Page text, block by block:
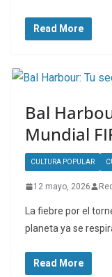
Read More
Bal
Mundial
CULTURA POPULAR
12 mayo, 2026
La fiebre por el
planeta ya se
Read More